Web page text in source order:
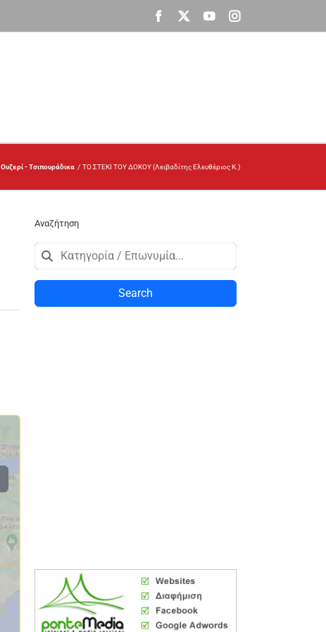
Facebook
X YouTubeInstagram
Ουζερί - Τσιπουράδικα ΤΟ ΣΤΕΚΙ ΤΟΥ ΔΟΚΟΥ (Λειβαδίτης Ελευθέριος Κ.)
Αναζήτηση
Search